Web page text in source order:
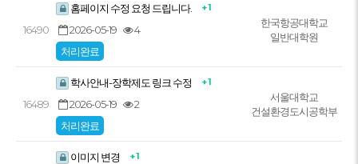
16490
홈페이지 수정 요청 드립니다. + 1
2026-05-19
4
처리완료
한국항공대학교
일반대학원
16489
학사안내-장학제도 링크 수정 + 1
2026-05-19
2
처리완료
서울대학교
건설환경도시공학부
이미지 변경 + 1